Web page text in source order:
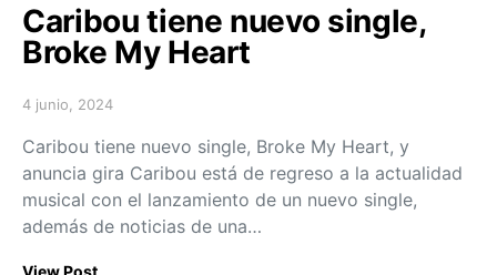
Caribou tiene nuevo single,
Broke My Heart
Posted on
4 junio, 2024
Caribou tiene nuevo single, Broke My Heart, y
anuncia gira Caribou está de regreso a la actualidad
musical con el lanzamiento de un nuevo single,
además de noticias de una…
View Post